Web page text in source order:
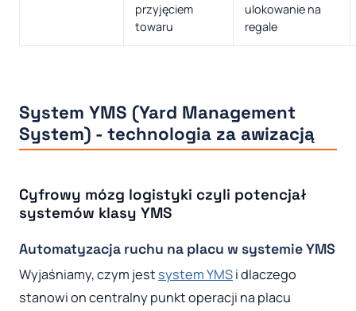
przyjęciem
towaru
ulokowanie na
regale
System YMS (Yard Management
System) - technologia za awizacją
Cyfrowy mózg logistyki czyli potencjał
systemów klasy YMS
Automatyzacja ruchu na placu w systemie YMS
Wyjaśniamy, czym jest system YMSi dlaczego
stanowi on centralny punkt operacji na placu